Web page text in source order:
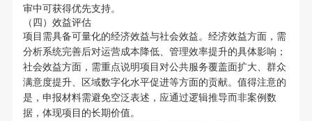
审中可获得优先支持。
（四）效益评估
项目需具备可量化的经济效益与社会效益。经济效益方面，需
分析系统完善后对运营成本降低、管理效率提升的具体影响；
社会效益方面，需重点说明项目对公共服务覆盖面扩大、群众
满意度提升、区域数字化水平促进等方面的贡献。值得注意的
是，申报材料需避免空泛表述，应通过逻辑推导而非案例数
据，体现项目的长期价值。